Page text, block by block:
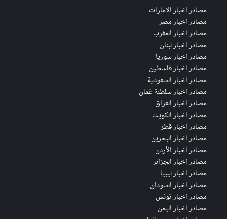
مصادر اخبار الإمارات
مصادر اخبار مصر
مصادر اخبار المغرب
مصادر اخبار لبنان
مصادر اخبار سوريا
مصادر اخبار فلسطين
مصادر اخبار السعودية
مصادر اخبار سلطنة عُمان
مصادر اخبار العراق
مصادر اخبار الكويت
مصادر اخبار قطر
مصادر اخبار البحرين
مصادر اخبار الأردن
مصادر اخبار الجزائر
مصادر اخبار ليبيا
مصادر اخبار السودان
مصادر اخبار تونس
مصادر اخبار اليمن